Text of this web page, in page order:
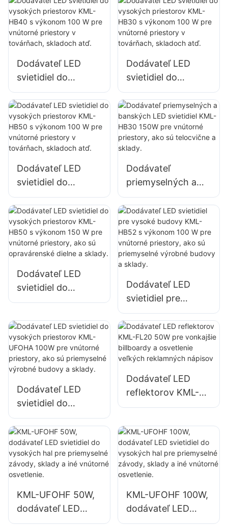
osvetlenie stien a
priestorov
KML-FL2C 200W
LED reflektor
Dodávateľ LED
svietidiel do
vysokých
priestorov KML-
HB40 s výkonom
100 W pre vnútorné
priestory v
skladoch atď.
Dodávateľ LED
svietidiel do
vysokých
priestorov KML-
HB30 s výkonom
100 W pre vnútorné
priestory v
skladoch atď.
Dodávateľ LED
svietidiel do
vysokých
priestorov KML-
HB50 s výkonom
100 W pre vnútorné
priestory v
skladoch atď.
Dodávateľ
priemyselných a
banských LED
svietidiel KML-
HB30 150W pre
vnútorné priestory,
ako sú telocvične a
sklady.
Dodávateľ LED
svietidiel do
vysokých
HB50 s výkonom
150 W pre vnútorné
priestory, ako sú
opravárenské
dielne a sklady.
Dodávateľ LED
svietidiel pre
vysoké budovy
KML-HB52 s
výkonom 100 W
pre vnútorné
priemyselné
výrobné budovy a
sklady.
Dodávateľ LED
svietidiel do
vysokých
priestorov KML-
UFOHA 100W pre
vnútorné priestory,
ako sú priemyselné
sklady.
Dodávateľ LED
reflektorov KML-
FL20 50W pre
a osvetlenie
veľkých
reklamných
nápisov
KML-UFOHF 50W,
dodávateľ LED
svietidiel do
KML-UFOHF 100W,
dodávateľ LED
svietidiel do